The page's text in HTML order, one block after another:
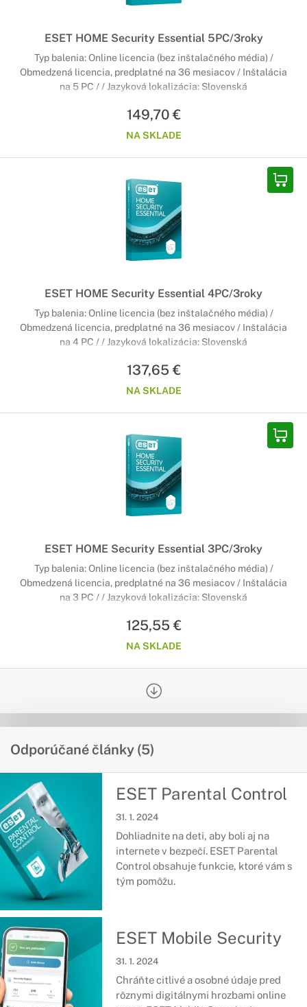
ESET HOME Security Essential 5PC/3roky
Typ balenia: Online licencia (bez inštalačného média) /
Obmedzená licencia, predplatné na 36 mesiacov / Inštalácia
na 5 PC / / Jazyková lokalizácia: Slovenská
149,70 €
NA SKLADE
ESET HOME Security Essential 4PC/3roky
Typ balenia: Online licencia (bez inštalačného média) /
Obmedzená licencia, predplatné na 36 mesiacov / Inštalácia
na 4 PC / / Jazyková lokalizácia: Slovenská
137,65 €
NA SKLADE
ESET HOME Security Essential 3PC/3roky
Typ balenia: Online licencia (bez inštalačného média) /
Obmedzená licencia, predplatné na 36 mesiacov / Inštalácia
na 3 PC / / Jazyková lokalizácia: Slovenská
125,55 €
NA SKLADE
Odporúčané články (5)
ESET Parental Control
31. 1. 2024
Dohliadnite na deti, aby boli aj na
internete v bezpečí. ESET Parental
Control obsahuje funkcie, ktoré vám s
tým pomôžu.
ESET Mobile Security
31. 1. 2024
Chráňte citlivé a osobné údaje pred
rôznymi digitálnymi hrozbami online